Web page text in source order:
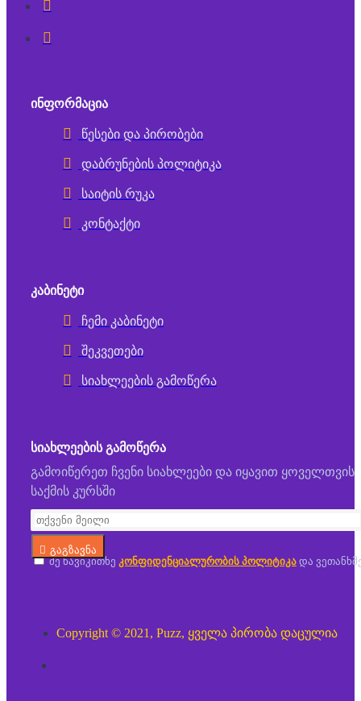
ᲘᲜᲤᲝᲠᲛᲐᲪᲘᲐ
წესები და პირობები
დაბრუნების პოლიტიკა
საიტის რუკა
კონტაქტი
ᲙᲐᲑᲘᲜᲔᲢᲘ
ჩემი კაბინეტი
შეკვეთები
სიახლეების გამოწერა
ᲡᲘᲐᲮᲚᲔᲔᲑᲘᲡ ᲒᲐᲛᲝᲬᲔᲠᲐ
გამოიწერეთ ჩვენი სიახლეები და იყავით ყოველთვის
საქმის კურსში
გაგზავნა
მე წავიკითხე კონფიდენციალურობის პოლიტიკა და
Copyright © 2021, Puzz, ყველა პირობა დაცულია